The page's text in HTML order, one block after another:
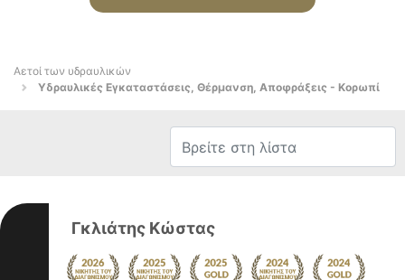
Αετοί των υδραυλικών
Υδραυλικές Εγκαταστάσεις, Θέρμανση, Αποφράξεις - Κορωπί
Γκλιάτης Κώστας